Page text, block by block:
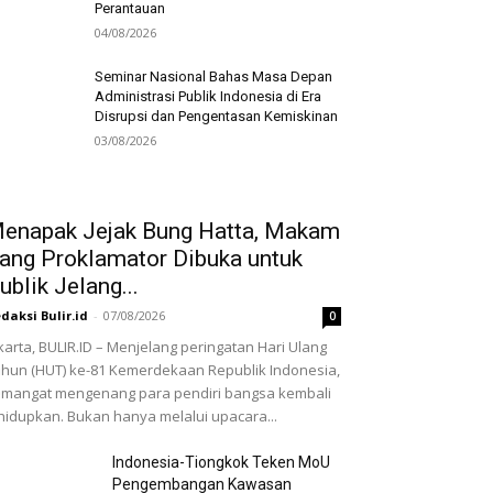
Perantauan
04/08/2026
Seminar Nasional Bahas Masa Depan
Administrasi Publik Indonesia di Era
Disrupsi dan Pengentasan Kemiskinan
03/08/2026
Jejak Bung Hatta, Makam
Proklamator Dibuka untuk
Jelang...
Bulir.id - 07/08/2026 0
BULIR.ID – Menjelang peringatan Hari Ulang
(HUT) ke-81 Kemerdekaan Republik Indonesia,
mengenang para pendiri bangsa kembali
Bukan hanya melalui upacara...
Indonesia-Tiongkok Teken MoU
Pengembangan Kawasan